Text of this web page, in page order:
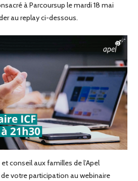
à Parcoursup le mardi 18 mai
au replay ci-dessous.
conseil aux familles de l’Apel
votre participation au webinaire